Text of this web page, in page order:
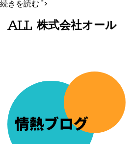
続きを読む 相
川
自
行
主
催
">
株式会社オール
情熱ブログ